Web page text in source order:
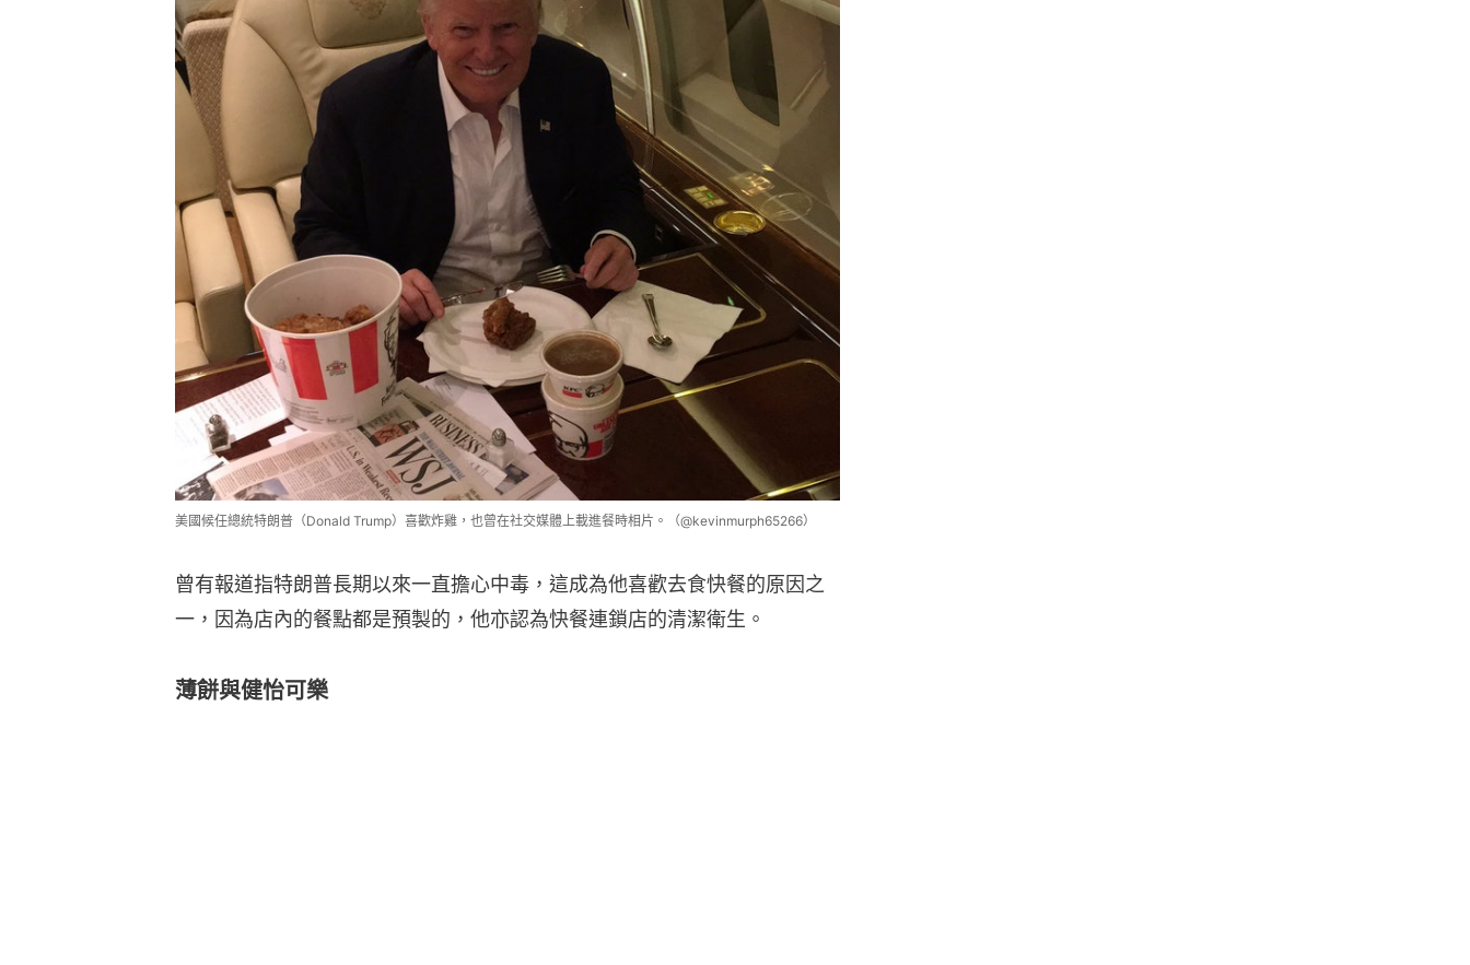
美國候任總統特朗普（Donald Trump）喜歡炸雞，也曾在社交媒體上載進餐時相片。（@kevinmurph65266）
曾有報道指特朗普長期以來一直擔心中毒，這成為他喜歡去食快餐的原因之
一，因為店內的餐點都是預製的，他亦認為快餐連鎖店的清潔衛生。
薄餅與健怡可樂